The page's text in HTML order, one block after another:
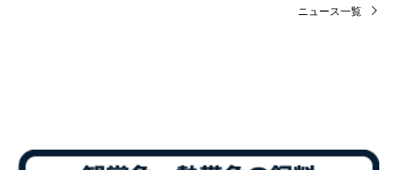
ニュース一覧